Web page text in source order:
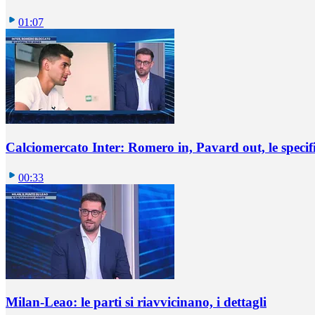
01:07
Calciomercato Inter: Romero in, Pavard out, le
00:33
Milan-Leao: le parti si riavvicinano, i dettagli